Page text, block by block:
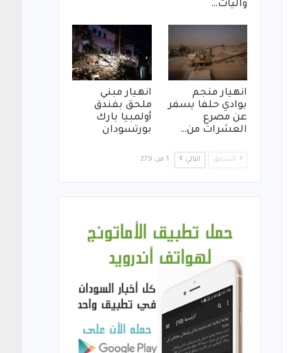
واليات…
انهيار منجم
بوادي حلفا يسفر
عن مصرع
العشرات من…
انهيار مبني
ملحق بفندق
أولمبيا بارك
بورتسودان
السابق التالي 1 من 279